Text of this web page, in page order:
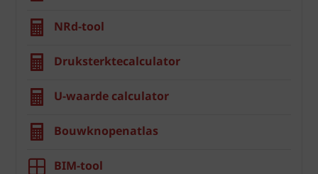
NRd-tool
Druksterktecalculator
U-waarde calculator
Bouwknopenatlas
BIM-tool